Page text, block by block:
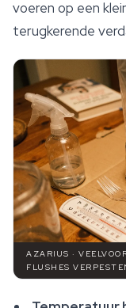
voeren op een
terugkerende
AZARIUS ·
FLUSHES